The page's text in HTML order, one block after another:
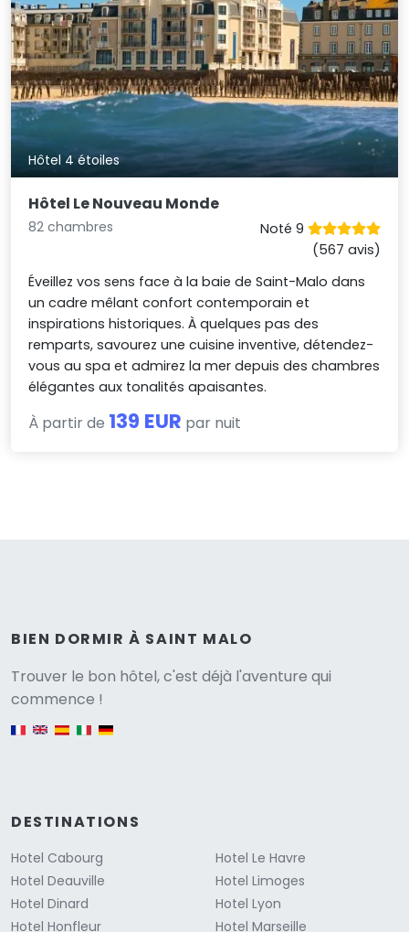
Hôtel 4 étoiles
Hôtel Le Nouveau Monde
82 chambres
Noté 9
(567 avis)
Éveillez vos sens face à la baie de Saint-Malo dans
un cadre mêlant confort contemporain et
inspirations historiques. À quelques pas des
remparts, savourez une cuisine inventive, détendez-
vous au spa et admirez la mer depuis des chambres
élégantes aux tonalités apaisantes.
À partir de 139 EUR par nuit
BIEN DORMIR À SAINT MALO
Trouver le bon hôtel, c'est déjà l'aventure qui
commence !
DESTINATIONS
Hotel Cabourg
Hotel Deauville
Hotel Dinard
Hotel Honfleur
Hotel Le Havre
Hotel Limoges
Hotel Lyon
Hotel Marseille